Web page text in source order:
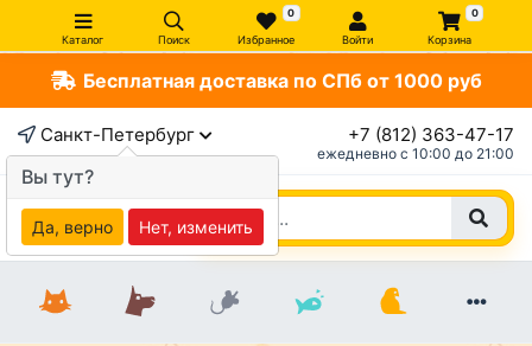
Каталог Поиск
0
Избранное Войти
0
Корзина
Бесплатная доставка по СПб от 1000 руб
Санкт-Петербург +7 (812) 363-47-17
ежедневно c 10:00 до 21:00
Вы тут?
Да, верно Нет, изменить